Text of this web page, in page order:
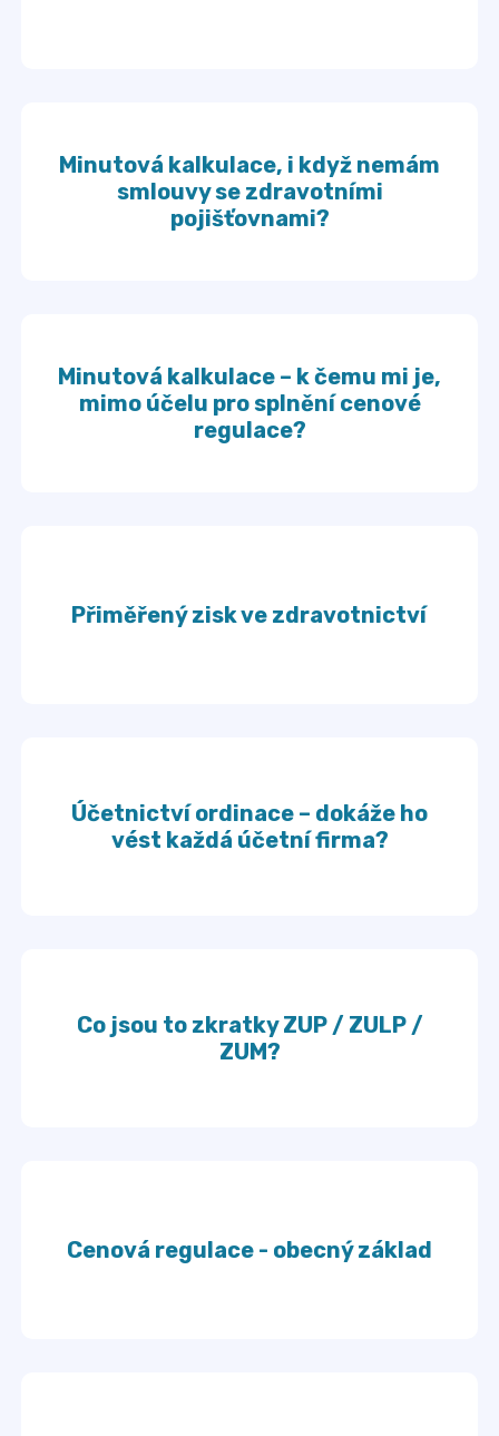
Minutová kalkulace, i když nemám
smlouvy se zdravotními
pojišťovnami?
Minutová kalkulace – k čemu mi je,
mimo účelu pro splnění cenové
regulace?
Přiměřený zisk ve zdravotnictví
Účetnictví ordinace – dokáže ho
vést každá účetní firma?
Co jsou to zkratky ZUP / ZULP /
ZUM?
Cenová regulace - obecný základ